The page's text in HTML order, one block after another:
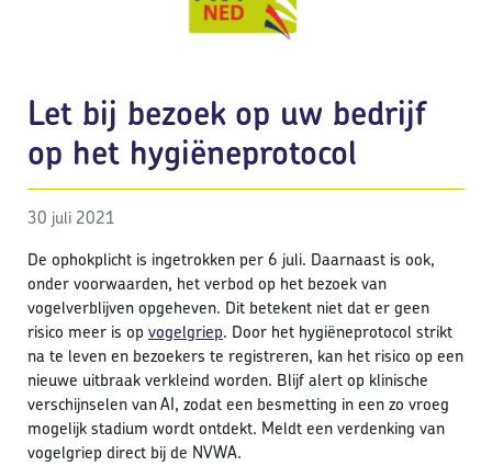
Let bij bezoek op uw bedrijf
op het hygiëneprotocol
30 juli 2021
De ophokplicht is ingetrokken per 6 juli. Daarnaast is ook,
onder voorwaarden, het verbod op het bezoek van
vogelverblijven opgeheven. Dit betekent niet dat er geen
risico meer is op vogelgriep. Door het hygiëneprotocol strikt
na te leven en bezoekers te registreren, kan het risico op een
nieuwe uitbraak verkleind worden. Blijf alert op klinische
verschijnselen van AI, zodat een besmetting in een zo vroeg
mogelijk stadium wordt ontdekt. Meldt een verdenking van
vogelgriep direct bij de NVWA.